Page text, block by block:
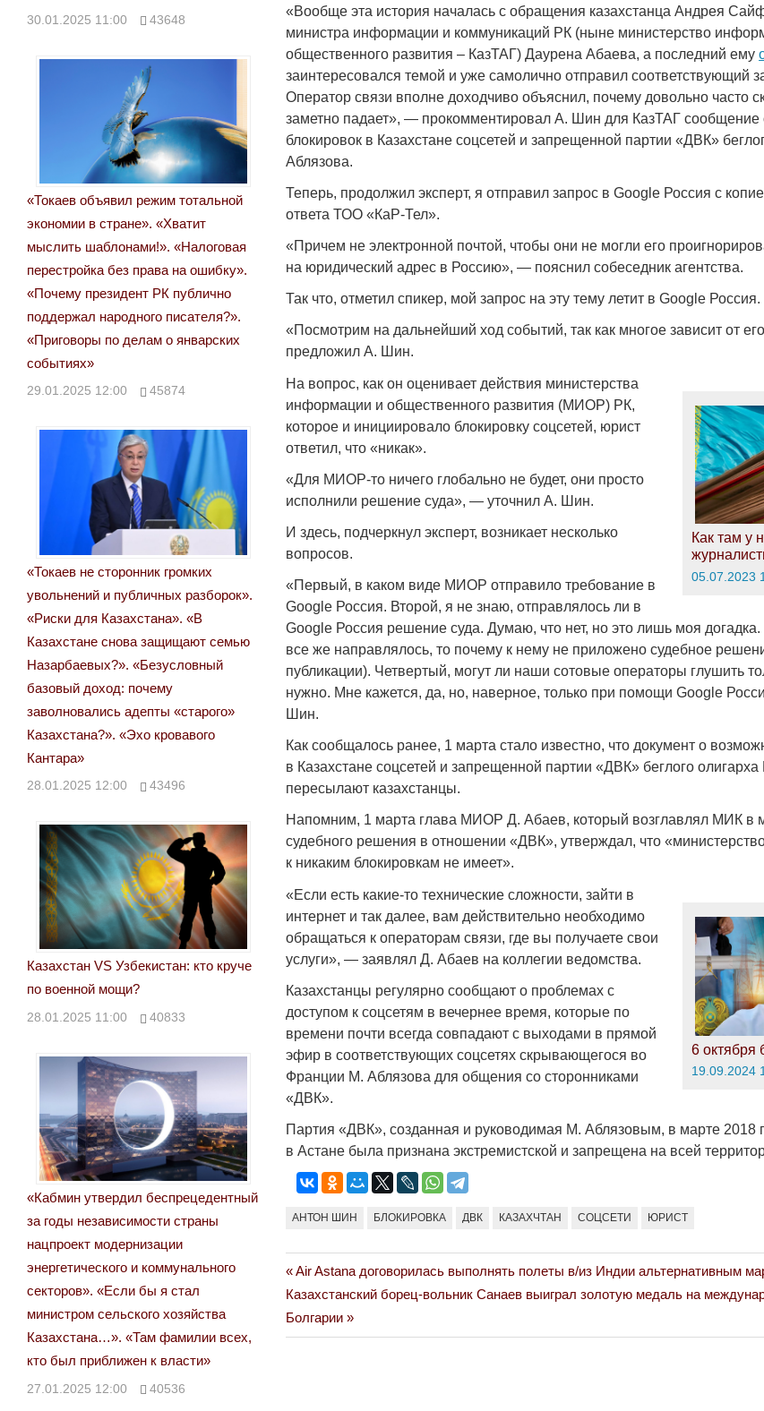
«Вообще эта история началась с обращения казахстанца Андрея
министра информации и коммуникаций РК (ныне министерство
общественного развития – КазТАГ) Даурена Абаева, а последний ему
заинтересовался темой и уже самолично отправил соответствующий
Оператор связи вполне доходчиво объяснил, почему довольно часто
заметно падает», — прокомментировал А. Шин для КазТАГ сообщение
блокировок в Казахстане соцсетей и запрещенной партии «ДВК»
Аблязова.
Теперь, продолжил эксперт, я отправил запрос в Google Россия с
ответа ТОО «КаР-Тел».
«Причем не электронной почтой, чтобы они не могли его
на юридический адрес в Россию», — пояснил собеседник агентства.
Так что, отметил спикер, мой запрос на эту тему летит в Google Россия.
«Посмотрим на дальнейший ход событий, так как многое зависит от
предложил А. Шин.
Как там у
05.07.2023
На вопрос, как он оценивает действия министерства
информации и общественного развития (МИОР) РК,
которое и инициировало блокировку соцсетей, юрист
ответил, что «никак».
«Для МИОР-то ничего глобально не будет, они просто
исполнили решение суда», — уточнил А. Шин.
И здесь, подчеркнул эксперт, возникает несколько
вопросов.
«Первый, в каком виде МИОР отправило требование в
Google Россия. Второй, я не знаю, отправлялось ли в
Google Россия решение суда. Думаю, что нет, но это лишь моя
все же направлялось, то почему к нему не приложено судебное
публикации). Четвертый, могут ли наши сотовые операторы глушить
нужно. Мне кажется, да, но, наверное, только при помощи Google
Шин.
Как сообщалось ранее, 1 марта стало известно, что документ о
в Казахстане соцсетей и запрещенной партии «ДВК» беглого
пересылают казахстанцы.
Напомним, 1 марта глава МИОР Д. Абаев, который возглавлял МИК в
судебного решения в отношении «ДВК», утверждал, что
к никаким блокировкам не имеет».
6 октября
19.09.2024
«Если есть какие-то технические сложности, зайти в
интернет и так далее, вам действительно необходимо
обращаться к операторам связи, где вы получаете свои
услуги», — заявлял Д. Абаев на коллегии ведомства.
Казахстанцы регулярно сообщают о проблемах с
доступом к соцсетям в вечернее время, которые по
времени почти всегда совпадают с выходами в прямой
эфир в соответствующих соцсетях скрывающегося во
Франции М. Аблязова для общения со сторонниками
«ДВК».
Партия «ДВК», созданная и руководимая М. Аблязовым, в марте 2018
в Астане была признана экстремистской и запрещена на всей
АНТОН ШИН БЛОКИРОВКА ДВК КАЗАХЧТАН СОЦСЕТИ ЮРИСТ
Навигация
по
Previous
Post:
Air Astana договорилась выполнять полеты в/из Индии альтернативным
Next
Post:
Казахстанский борец-вольник Санаев выиграл золотую медаль на
Болгарии
30.01.2025 11:00 43648
«Токаев объявил режим тотальной
экономии в стране». «Хватит
мыслить шаблонами!». «Налоговая
перестройка без права на ошибку».
«Почему президент РК публично
поддержал народного писателя?».
«Приговоры по делам о январских
событиях»
29.01.2025 12:00 45874
«Токаев не сторонник громких
увольнений и публичных разборок».
«Риски для Казахстана». «В
Казахстане снова защищают семью
Назарбаевых?». «Безусловный
базовый доход: почему
заволновались адепты «старого»
Казахстана?». «Эхо кровавого
Кантара»
28.01.2025 12:00 43496
Казахстан VS Узбекистан: кто круче
по военной мощи?
28.01.2025 11:00 40833
«Кабмин утвердил беспрецедентный
за годы независимости страны
нацпроект модернизации
энергетического и коммунального
секторов». «Если бы я стал
министром сельского хозяйства
Казахстана…». «Там фамилии всех,
кто был приближен к власти»
27.01.2025 12:00 40536
17.10.2024 17:00 29972
Дарига
Война
Сороса